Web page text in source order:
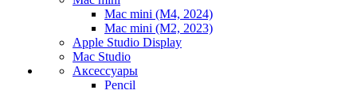
Mac mini (M4, 2024)
Mac mini (M2, 2023)
Apple Studio Display
Mac Studio
Аксессуары
Pencil